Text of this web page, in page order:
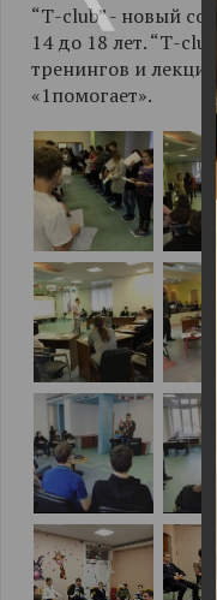
“Т-club” - новый
14 до 18 лет. “Т-
тренингов и
«1помогает».